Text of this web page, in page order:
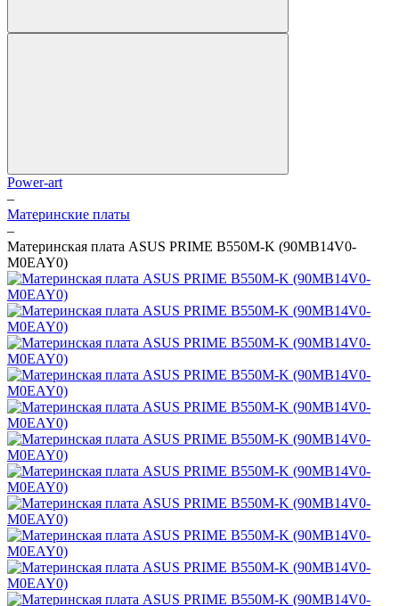
Power-art
–
Материнские платы
–
Материнская плата ASUS PRIME B550M-K (90MB14V0-
M0EAY0)